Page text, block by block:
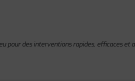
pour des interventions rapides, efficaces et